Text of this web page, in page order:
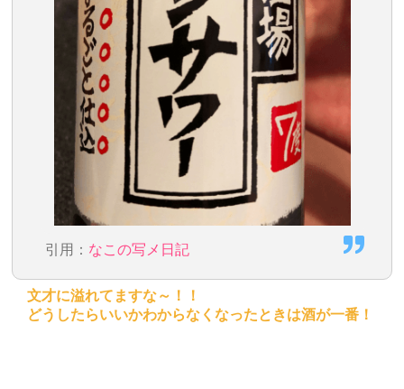
引用： なこの写メ日記
文才に溢れてますな～！！
どうしたらいいかわからなくなったときは酒が一番！